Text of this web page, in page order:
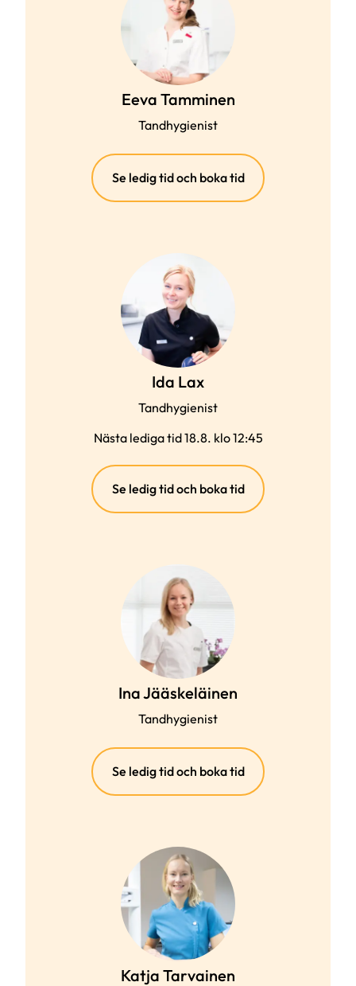
Eeva Tamminen
Tandhygienist
Se ledig tid och boka tid(extern
länk)
Ida Lax
Tandhygienist
Nästa lediga tid 18.8. klo 12:45
Se ledig tid och boka tid(extern
länk)
Ina Jääskeläinen
Tandhygienist
Se ledig tid och boka tid(extern
länk)
Katja Tarvainen